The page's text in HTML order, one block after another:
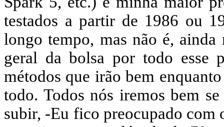
testados a partir de 1986 ou
longo tempo, mas não é,
geral da bolsa por todo esse
métodos que irão bem
todo. Todos nós iremos bem
subir, -Eu fico preocupado com